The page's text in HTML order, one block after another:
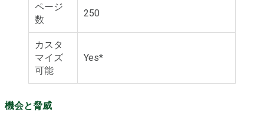
ページ
数
250
カスタ
マイズ
可能
Yes*
機会と脅威